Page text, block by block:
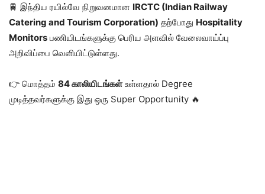
🚆 இந்திய ரயில்வே நிறுவனமான IRCTC (Indian Railway
Catering and Tourism Corporation) தற்போது Hospitality
Monitors பணியிடங்களுக்கு பெரிய அளவில் வேலைவாய்ப்பு
அறிவிப்பை வெளியிட்டுள்ளது.
👉 மொத்தம் 84 காலியிடங்கள்உள்ளதால் Degree
முடித்தவர்களுக்கு இது ஒரு Super Opportunity 🔥